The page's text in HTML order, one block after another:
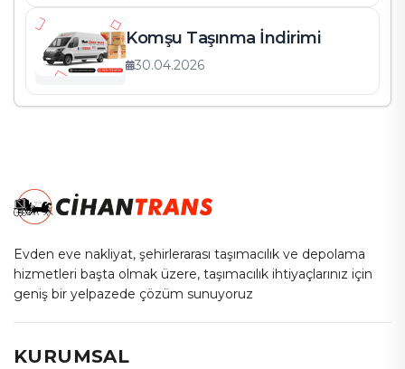
Komşu Taşınma İndirimi
30.04.2026
Evden eve nakliyat, şehirlerarası taşımacılık ve depolama
hizmetleri başta olmak üzere, taşımacılık ihtiyaçlarınız için
geniş bir yelpazede çözüm sunuyoruz
KURUMSAL